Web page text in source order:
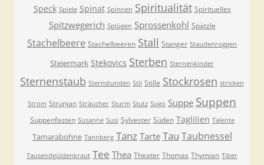
Speck Spiele Spinat Spinnen Spiritualität Spirituelles
Spitzwegerich Splügen Sprossenkohl Spätzle
Stachelbeere Stachelbeeren Stall Stanger Staudenroggen
Steiermark Stekovics Sterben Sternenkinder
Sternenstaub Sternstunden Stil Stille Stockrosen stricken
Strom Strunjan Sträucher Sturm Stutz Sugo Suppe Suppen
Suppenfasten Susanne Susi Sylvester Süden Taglilien Talente
Tamarabohne Tannberg Tanz Tarte Tau Taubnessel
Tausendgüldenkraut Tee Thea Theater Thomas Thymian Tiber